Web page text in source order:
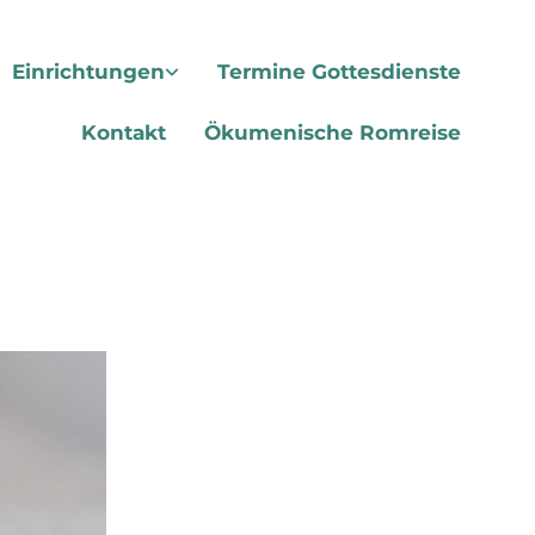
Einrichtungen Termine Gottesdienste
Kontakt Ökumenische Romreise